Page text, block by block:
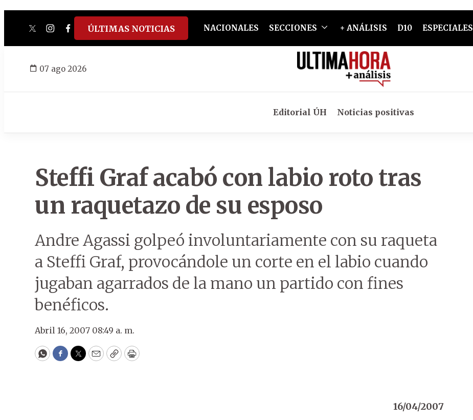
twitterinstagram
facebook
tiktokyoutube
spotify
ÚLTIMAS NOTICIAS NACIONALES SECCIONES + ANÁLISIS D10 ESPECIALES
07 ago 2026
Editorial ÚH Noticias positivas
Steffi Graf acabó con labio roto tras
un raquetazo de su esposo
Andre Agassi golpeó involuntariamente con su raqueta
a Steffi Graf, provocándole un corte en el labio cuando
jugaban agarrados de la mano un partido con fines
benéficos.
Abril 16, 2007 08:49 a. m.
WhatsApp
Facebook
Twitter
EmailCopyPrint
16/04/2007